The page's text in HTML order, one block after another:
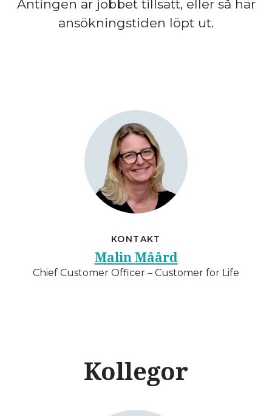
Antingen är jobbet tillsatt, eller så har
ansökningstiden löpt ut.
KONTAKT
Malin Måård
Chief Customer Officer – Customer for Life
Kollegor